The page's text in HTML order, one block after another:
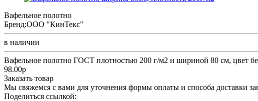
Вафельное полотно
Бренд:ООО "КинТекс"
в наличии
Вафельное полотно ГОСТ плотностью 200 г/м2 и шириной 80 см, цвет
98.00р
Заказать товар
Мы свяжемся с вами для уточнения формы оплаты и способа доставки
Поделиться ссылкой: